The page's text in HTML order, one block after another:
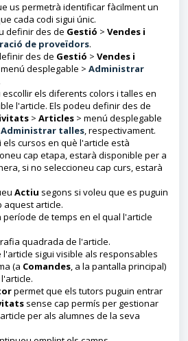
us permetrà identificar fàcilment un
cada codi sigui únic.
definir des de Gestió > Vendes i
de proveïdors.
des de Gestió > Vendes i
desplegable > Administrar
els diferents colors i talles en
l'article. Els podeu definir des de
> Articles > menú desplegable
Administrar talles, respectivament.
cursos en què l'article està
cap etapa, estarà disponible per a
si no seleccioneu cap curs, estarà
Actiu segons si voleu que es puguin
aquest article.
de temps en el qual l'article
quadrada de l'article.
sigui visible als responsables
(a Comandes, a la pantalla principal)
permet que els tutors puguin entrar
sense cap permís per gestionar
per als alumnes de la seva